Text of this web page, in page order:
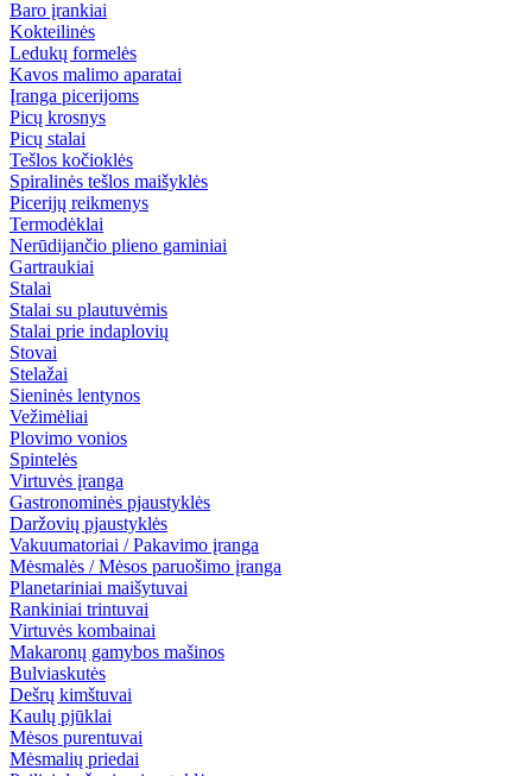
Baro įrankiai
Kokteilinės
Ledukų formelės
Kavos malimo aparatai
Įranga picerijoms
Picų krosnys
Picų stalai
Tešlos kočioklės
Spiralinės tešlos maišyklės
Picerijų reikmenys
Termodėklai
Nerūdijančio plieno gaminiai
Gartraukiai
Stalai
Stalai su plautuvėmis
Stalai prie indaplovių
Stovai
Stelažai
Sieninės lentynos
Vežimėliai
Plovimo vonios
Spintelės
Virtuvės įranga
Gastronominės pjaustyklės
Daržovių pjaustyklės
Vakuumatoriai / Pakavimo įranga
Mėsmalės / Mėsos paruošimo įranga
Planetariniai maišytuvai
Rankiniai trintuvai
Virtuvės kombainai
Makaronų gamybos mašinos
Bulviaskutės
Dešrų kimštuvai
Kaulų pjūklai
Mėsos purentuvai
Mėsmalių priedai